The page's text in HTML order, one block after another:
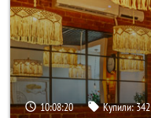
10:08:17 Купили:342